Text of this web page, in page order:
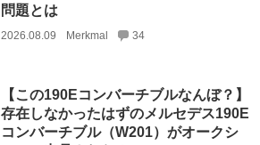
問題とは
2026.08.09 Merkmal 34
【この190Eコンバーチブルなんぼ？】
存在しなかったはずのメルセデス190E
コンバーチブル（W201）がオークシ